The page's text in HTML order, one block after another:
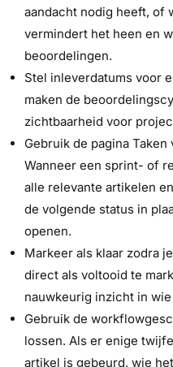
aandacht nodig heeft, of
vermindert het heen en
beoordelingen.
Stel inleverdatums voor
maken de
zichtbaarheid voor
Gebruik de pagina
Wanneer een sprint- of
alle relevante artikelen
de volgende status in
openen.
Markeer als klaar zodra
direct als voltooid te
nauwkeurig inzicht in
Gebruik de
lossen. Als er enige
artikel is gebeurd, wie